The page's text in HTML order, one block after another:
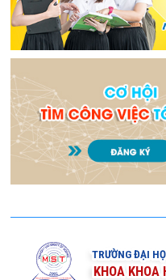
TRƯỜNG ĐẠI
KHOA KHOA